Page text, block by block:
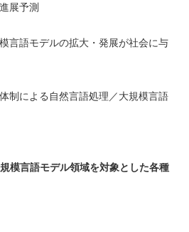
展予測
言語モデルの拡大・発展が社会に与
制による自然言語処理／大規模言語
模言語モデル領域を対象とした各種